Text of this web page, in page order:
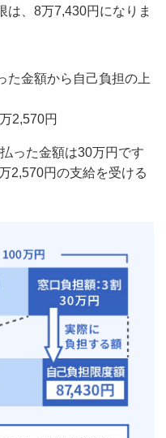
は、8万7,430円になりま
た金額から自己負担の上
2,570円
った金額は30万円です
2,570円の支給を受ける